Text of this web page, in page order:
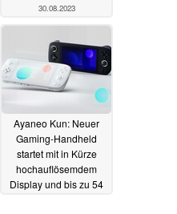
30.08.2023
Ayaneo Kun: Neuer
Gaming-Handheld
startet mit in Kürze
hochauflösemdem
Display und bis zu 54